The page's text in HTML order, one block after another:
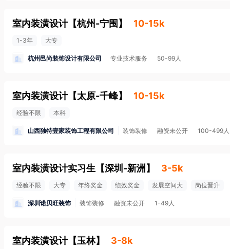
室内装潢设计 【杭州-宁围 】 10-15k
1-3年 大专
杭州邑尚装饰设计有限公司 专业技术服务 50-99人
室内装潢设计 【太原-千峰】 10-15k
经验不限 本科
山西独特壹家装饰工程有限公司 装饰装修 融资未公开 100-499人
室内装潢设计实习生 【深圳-新洲 】 3-5k
经验不限 大专 年终奖金 绩效奖金 发展空间大 岗位晋升
深圳诺贝旺装饰 装饰装修 融资未公开 1-49人
室内装潢设计 【玉林】 3-8k